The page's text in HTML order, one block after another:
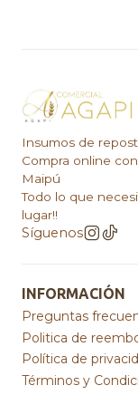
Insumos de
Compra online
Maipú
Todo lo que
lugar!!
Síguenos
INFORMACIÓN
Preguntas
Politica de
Política de
Términos y